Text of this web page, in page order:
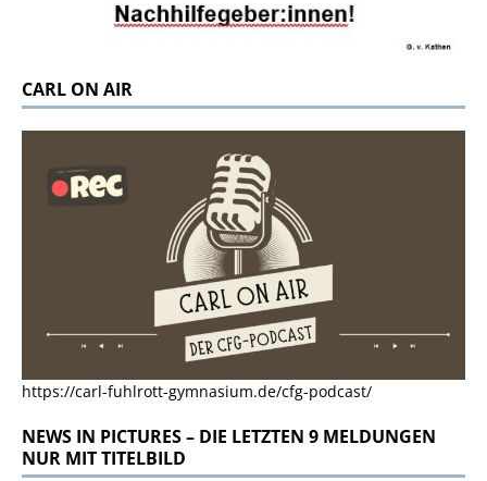
CARL ON AIR
https://carl-fuhlrott-gymnasium.de/cfg-podcast/
NEWS IN PICTURES – DIE LETZTEN 9 MELDUNGEN
NUR MIT TITELBILD